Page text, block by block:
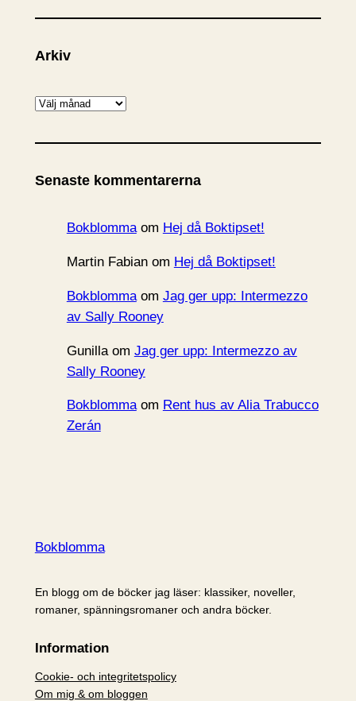
Arkiv
A
k
v
Senaste kommentarerna
Bokblommaom Hej då Boktipset!
Martin Fabianom Hej då Boktipset!
Bokblommaom Jag ger upp: Intermezzo
av Sally Rooney
Gunillaom Jag ger upp: Intermezzo av
Sally Rooney
Bokblommaom Rent hus av Alia Trabucco
Zerán
Bokblomma
En blogg om de böcker jag läser: klassiker, noveller,
romaner, spänningsromaner och andra böcker.
Information
Cookie- och integritetspolicy
Om mig & om bloggen